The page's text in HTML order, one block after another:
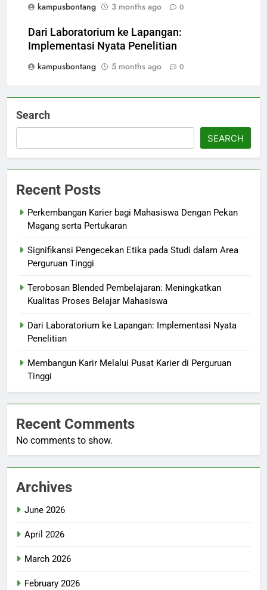
kampusbontang
3 months ago 0
Dari Laboratorium ke Lapangan:
Implementasi Nyata Penelitian
kampusbontang
5 months ago 0
Search
SEARCH
Recent Posts
Perkembangan Karier bagi Mahasiswa Dengan Pekan
Magang serta Pertukaran
Signifikansi Pengecekan Etika pada Studi dalam Area
Perguruan Tinggi
Terobosan Blended Pembelajaran: Meningkatkan
Kualitas Proses Belajar Mahasiswa
Dari Laboratorium ke Lapangan: Implementasi Nyata
Penelitian
Membangun Karir Melalui Pusat Karier di Perguruan
Tinggi
Recent Comments
No comments to show.
Archives
June 2026
April 2026
March 2026
February 2026